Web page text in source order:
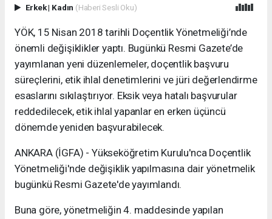
Erkek| Kadın (Haberi Sesli Oku)
YÖK, 15 Nisan 2018 tarihli Doçentlik Yönetmeliği’nde
önemli değişiklikler yaptı. Bugünkü Resmi Gazete’de
yayımlanan yeni düzenlemeler, doçentlik başvuru
süreçlerini, etik ihlal denetimlerini ve jüri değerlendirme
esaslarını sıkılaştırıyor. Eksik veya hatalı başvurular
reddedilecek, etik ihlal yapanlar en erken üçüncü
dönemde yeniden başvurabilecek.
ANKARA (İGFA) - Yükseköğretim Kurulu'nca Doçentlik
Yönetmeliği'nde değişiklik yapılmasına dair yönetmelik
bugünkü Resmi Gazete'de yayımlandı.
Buna göre, yönetmeliğin 4. maddesinde yapılan